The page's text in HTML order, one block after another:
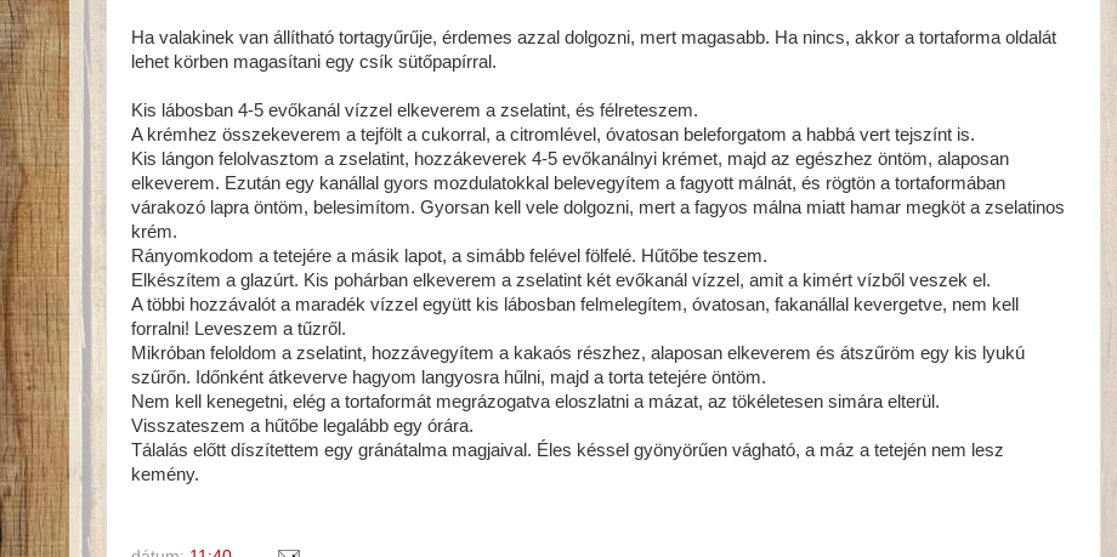
Ha valakinek van állítható tortagyűrűje, érdemes azzal dolgozni, mert magasabb. Ha nincs, akkor a tortaforma oldalát
lehet körben magasítani egy csík sütőpapírral.
Kis lábosban 4-5 evőkanál vízzel elkeverem a zselatint, és félreteszem.
A krémhez összekeverem a tejfölt a cukorral, a citromlével, óvatosan beleforgatom a habbá vert tejszínt is.
Kis lángon felolvasztom a zselatint, hozzákeverek 4-5 evőkanálnyi krémet, majd az egészhez öntöm, alaposan
elkeverem. Ezután egy kanállal gyors mozdulatokkal belevegyítem a fagyott málnát, és rögtön a tortaformában
várakozó lapra öntöm, belesimítom. Gyorsan kell vele dolgozni, mert a fagyos málna miatt hamar megköt a zselatinos
krém.
Rányomkodom a tetejére a másik lapot, a simább felével fölfelé. Hűtőbe teszem.
Elkészítem a glazúrt. Kis pohárban elkeverem a zselatint két evőkanál vízzel, amit a kimért vízből veszek el.
A többi hozzávalót a maradék vízzel együtt kis lábosban felmelegítem, óvatosan, fakanállal kevergetve, nem kell
forralni! Leveszem a tűzről.
Mikróban feloldom a zselatint, hozzávegyítem a kakaós részhez, alaposan elkeverem és átszűröm egy kis lyukú
szűrőn. Időnként átkeverve hagyom langyosra hűlni, majd a torta tetejére öntöm.
Nem kell kenegetni, elég a tortaformát megrázogatva eloszlatni a mázat, az tökéletesen simára elterül.
Visszateszem a hűtőbe legalább egy órára.
Tálalás előtt díszítettem egy gránátalma magjaival. Éles késsel gyönyörűen vágható, a máz a tetején nem lesz
kemény.